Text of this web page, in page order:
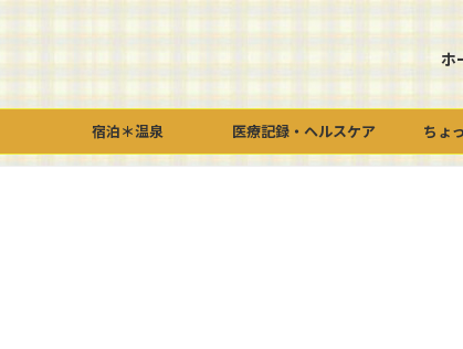
ホ
宿泊＊温泉 医療記録・ヘルスケア ちょ